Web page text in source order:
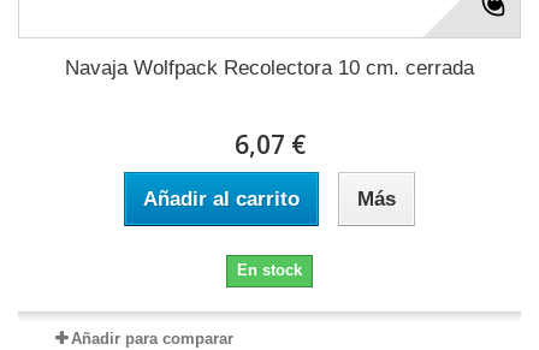
Navaja Wolfpack Recolectora 10 cm. cerrada
6,07 €
Añadir al carrito Más
En stock
Añadir para comparar